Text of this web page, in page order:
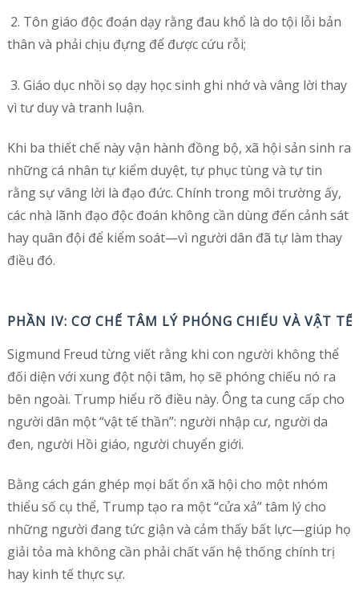
2. Tôn giáo độc đoán dạy rằng đau khổ là do tội lỗi bản
thân và phải chịu đựng để được cứu rỗi;
3. Giáo dục nhồi sọ dạy học sinh ghi nhớ và vâng lời thay
vì tư duy và tranh luận.
Khi ba thiết chế này vận hành đồng bộ, xã hội sản sinh ra
những cá nhân tự kiểm duyệt, tự phục tùng và tự tin
rằng sự vâng lời là đạo đức. Chính trong môi trường ấy,
các nhà lãnh đạo độc đoán không cần dùng đến cảnh sát
hay quân đội để kiểm soát—vì người dân đã tự làm thay
điều đó.
PHẦN IV: CƠ CHẾ TÂM LÝ PHÓNG CHIẾU VÀ VẬT
Sigmund Freud từng viết rằng khi con người không thể
đối diện với xung đột nội tâm, họ sẽ phóng chiếu nó ra
bên ngoài. Trump hiểu rõ điều này. Ông ta cung cấp cho
người dân một “vật tế thần”: người nhập cư, người da
đen, người Hồi giáo, người chuyển giới.
Bằng cách gán ghép mọi bất ổn xã hội cho một nhóm
thiểu số cụ thể, Trump tạo ra một “cửa xả” tâm lý cho
những người đang tức giận và cảm thấy bất lực—giúp họ
giải tỏa mà không cần phải chất vấn hệ thống chính trị
hay kinh tế thực sự.